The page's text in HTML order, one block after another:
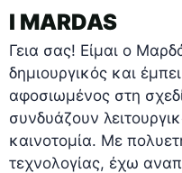
I MARDAS
Γεια σας! Είμαι ο
δημιουργικός και
αφοσιωμένος στη
συνδυάζουν
καινοτομία. Με
τεχνολογίας, έχω